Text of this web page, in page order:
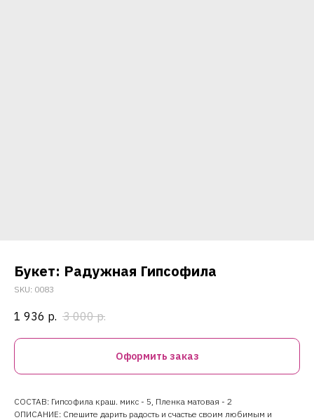
Букет: Радужная Гипсофила
SKU: 0083
1 936 р. 3 000 р.
Оформить заказ
СОСТАВ: Гипсофила краш. микс - 5, Пленка матовая - 2
ОПИСАНИЕ: Спешите дарить радость и счастье своим любимым и